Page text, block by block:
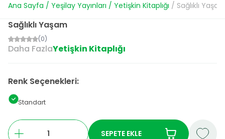
Ana Sayfa / Yeşilay Yayınları / Yetişkin Kitaplığı / Sağlıklı
Sağlıklı Yaşam
(0)
Daha FazlaYetişkin Kitaplığı
Renk Seçenekleri:
Standart
SEPETE EKLE